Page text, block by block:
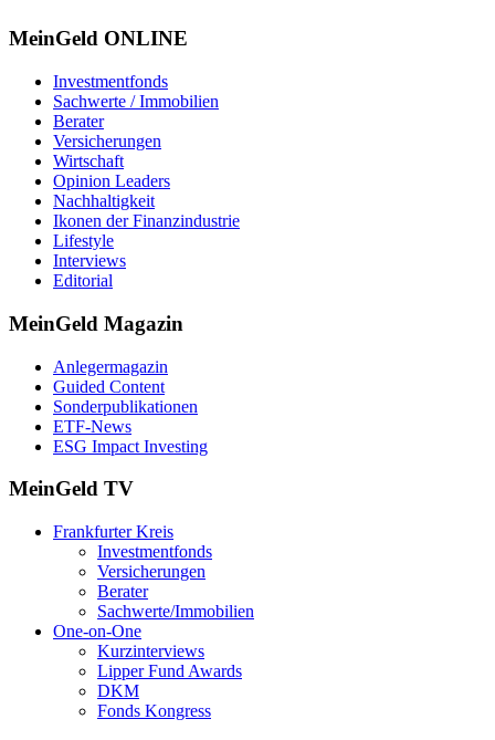
MeinGeld ONLINE
Investmentfonds
Sachwerte / Immobilien
Berater
Versicherungen
Wirtschaft
Opinion Leaders
Nachhaltigkeit
Ikonen der Finanzindustrie
Lifestyle
Interviews
Editorial
MeinGeld Magazin
Anlegermagazin
Guided Content
Sonderpublikationen
ETF-News
ESG Impact Investing
MeinGeld TV
Frankfurter Kreis
Investmentfonds
Versicherungen
Berater
Sachwerte/Immobilien
One-on-One
Kurzinterviews
Lipper Fund Awards
DKM
Fonds Kongress